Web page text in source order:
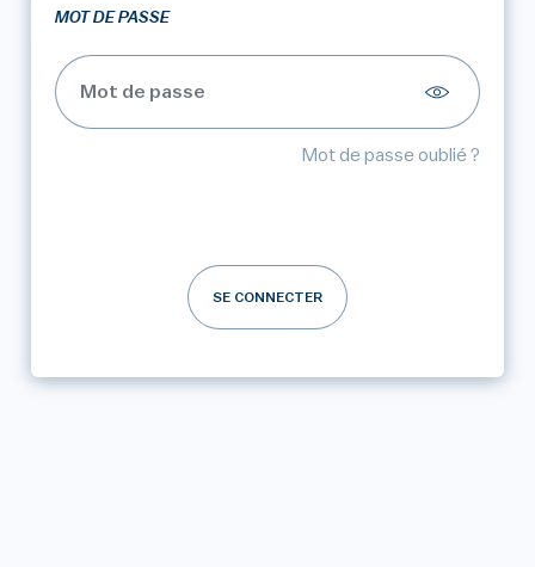
MOT DE PASSE
Mot de passe oublié ?
SE CONNECTER